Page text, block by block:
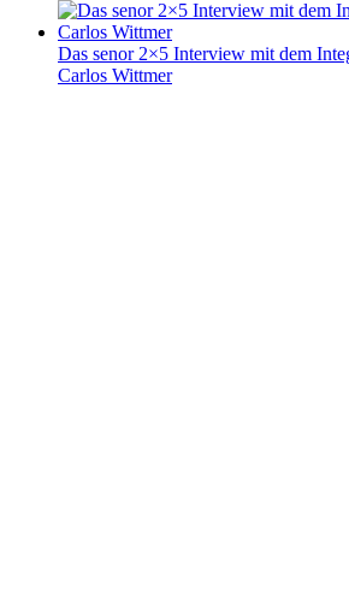
Das senor 2×5 Interview mit dem
Carlos Wittmer